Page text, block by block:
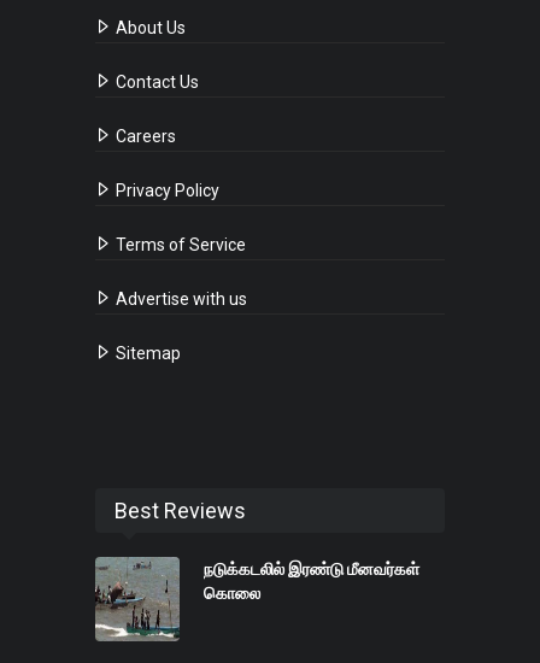
About Us
Contact Us
Careers
Privacy Policy
Terms of Service
Advertise with us
Sitemap
Best Reviews
நடுக்கடலில் இரண்டு மீனவர்கள்
கொலை